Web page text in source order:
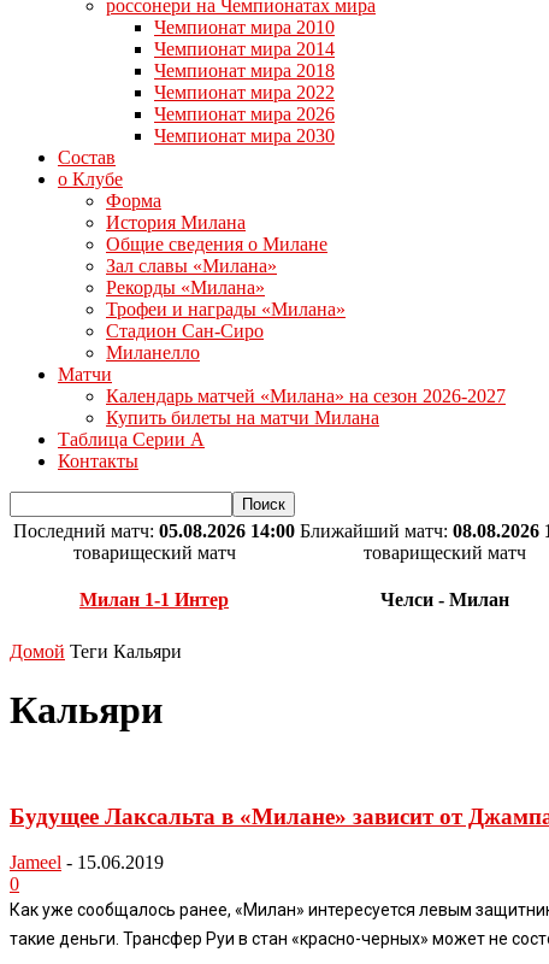
россонери на Чемпионатах мира
Чемпионат мира 2010
Чемпионат мира 2014
Чемпионат мира 2018
Чемпионат мира 2022
Чемпионат мира 2026
Чемпионат мира 2030
Состав
о Клубе
Форма
История Милана
Общие сведения о Милане
Зал славы «Милана»
Рекорды «Милана»
Трофеи и награды «Милана»
Стадион Сан-Сиро
Миланелло
Матчи
Календарь матчей «Милана» на сезон 2026-2027
Купить билеты на матчи Милана
Таблица Серии А
Контакты
Последний матч: 05.08.2026 14:00
товарищеский матч
Милан 1-1 Интер
Ближайший матч: 08.08.2026
товарищеский матч
Челси - Милан
Домой Теги Кальяри
Кальяри
Будущее Лаксальта в «Милане» зависит от
Jameel - 15.06.2019
0
Как уже сообщалось ранее, «Милан» интересуется левым
такие деньги. Трансфер Руи в стан «красно-черных» может не